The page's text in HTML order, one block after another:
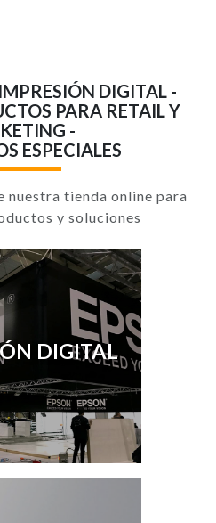
DIGITAL -
PARA RETAIL Y
-
ESPECIALES
nuestra tienda online para
y soluciones
DIGITAL